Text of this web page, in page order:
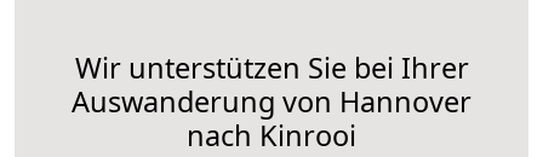
Wir unterstützen Sie bei Ihrer
Auswanderung von Hannover
nach Kinrooi